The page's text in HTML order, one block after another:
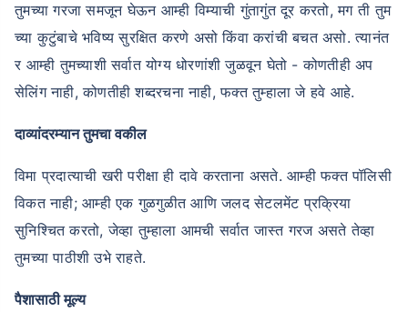
तुमच्या गरजा समजून घेऊन आम्ही विम्याची गुंतागुंत दूर करतो, मग ती तुम
च्या कुटुंबाचे भविष्य सुरक्षित करणे असो किंवा करांची बचत असो. त्यानंत
र आम्ही तुमच्याशी सर्वात योग्य धोरणांशी जुळवून घेतो - कोणतीही अप
सेलिंग नाही, कोणतीही शब्दरचना नाही, फक्त तुम्हाला जे हवे आहे.
दाव्यांदरम्यान तुमचा वकील
विमा प्रदात्याची खरी परीक्षा ही दावे करताना असते. आम्ही फक्त पॉलिसी
विकत नाही; आम्ही एक गुळगुळीत आणि जलद सेटलमेंट प्रक्रिया
सुनिश्चित करतो, जेव्हा तुम्हाला आमची सर्वात जास्त गरज असते तेव्हा
तुमच्या पाठीशी उभे राहते.
पैशासाठी मूल्य